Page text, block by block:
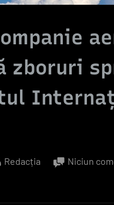
zboruri
By
Redacția Niciun